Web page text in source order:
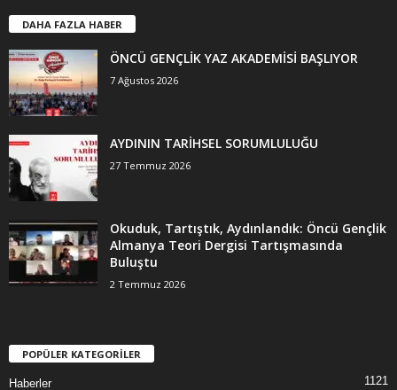
DAHA FAZLA HABER
ÖNCÜ GENÇLİK YAZ AKADEMİSİ BAŞLIYOR
7 Ağustos 2026
AYDININ TARİHSEL SORUMLULUĞU
27 Temmuz 2026
Okuduk, Tartıştık, Aydınlandık: Öncü Gençlik
Almanya Teori Dergisi Tartışmasında
Buluştu
2 Temmuz 2026
POPÜLER KATEGORİLER
Haberler 1121